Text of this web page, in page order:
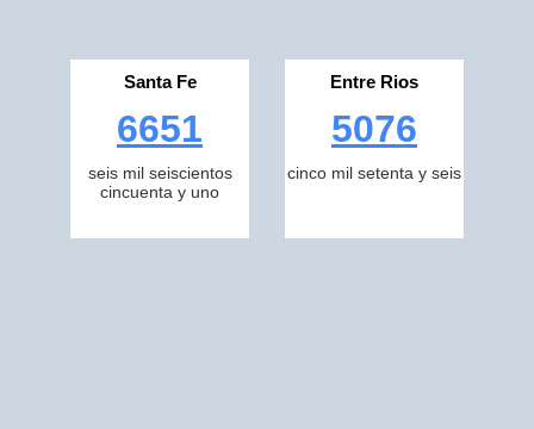
Santa Fe
6651
seis mil seiscientos
cincuenta y uno
Entre Rios
5076
cinco mil setenta y seis